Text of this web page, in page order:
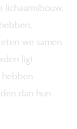
lichaamsbouw,
we samen
ligt
hebben
dan hun